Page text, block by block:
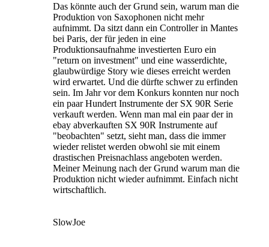
Das könnte auch der Grund sein, warum man die
Produktion von Saxophonen nicht mehr
aufnimmt. Da sitzt dann ein Controller in Mantes
bei Paris, der für jeden in eine
Produktionsaufnahme investierten Euro ein
"return on investment" und eine wasserdichte,
glaubwürdige Story wie dieses erreicht werden
wird erwartet. Und die dürfte schwer zu erfinden
sein. Im Jahr vor dem Konkurs konnten nur noch
ein paar Hundert Instrumente der SX 90R Serie
verkauft werden. Wenn man mal ein paar der in
ebay abverkauften SX 90R Instrumente auf
"beobachten" setzt, sieht man, dass die immer
wieder relistet werden obwohl sie mit einem
drastischen Preisnachlass angeboten werden.
Meiner Meinung nach der Grund warum man die
Produktion nicht wieder aufnimmt. Einfach nicht
wirtschaftlich.
SlowJoe